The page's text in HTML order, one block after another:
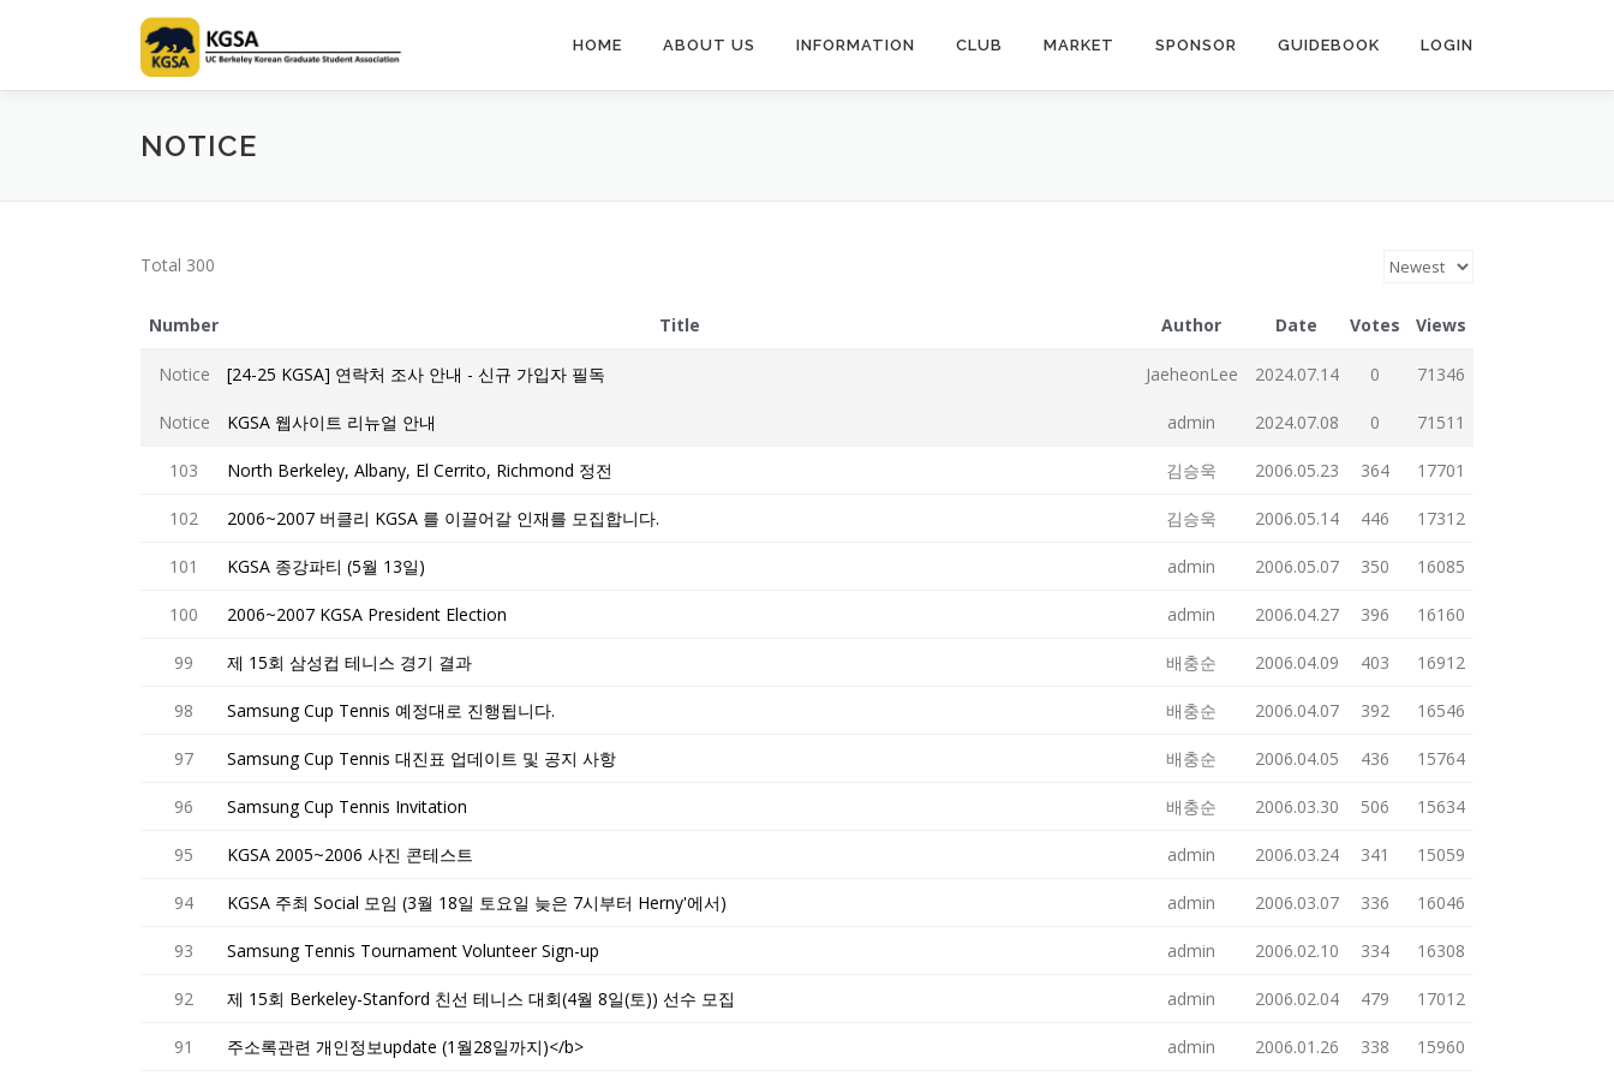
HOME ABOUT US INFORMATION CLUB MARKET SPONSOR GUIDEBOOK LOGIN
NOTICE
Total 300
Number Title Author Date Votes Views
Notice [24-25 KGSA] 연락처 조사 안내 - 신규 가입자 필독 JaeheonLee 2024.07.14 0 71346
Notice KGSA 웹사이트 리뉴얼 안내 admin 2024.07.08 0 71511
103 North Berkeley, Albany, El Cerrito, Richmond 정전 김승욱 2006.05.23 364 17701
102 2006~2007 버클리 KGSA 를 이끌어갈 인재를 모집합니다. 김승욱 2006.05.14 446 17312
101 KGSA 종강파티 (5월 13일) admin 2006.05.07 350 16085
100 2006~2007 KGSA President Election admin 2006.04.27 396 16160
99 제 15회 삼성컵 테니스 경기 결과 배충순 2006.04.09 403 16912
98 Samsung Cup Tennis 예정대로 진행됩니다. 배충순 2006.04.07 392 16546
97 Samsung Cup Tennis 대진표 업데이트 및 공지 사항 배충순 2006.04.05 436 15764
96 Samsung Cup Tennis Invitation 배충순 2006.03.30 506 15634
95 KGSA 2005~2006 사진 콘테스트 admin 2006.03.24 341 15059
94 KGSA 주최 Social 모임 (3월 18일 토요일 늦은 7시부터 Herny'에서) admin 2006.03.07 336 16046
93 Samsung Tennis Tournament Volunteer Sign-up admin 2006.02.10 334 16308
92 제 15회 Berkeley-Stanford 친선 테니스 대회(4월 8일(토)) 선수 모집 admin 2006.02.04 479 17012
91 주소록관련 개인정보update (1월28일까지)</b> admin 2006.01.26 338 15960